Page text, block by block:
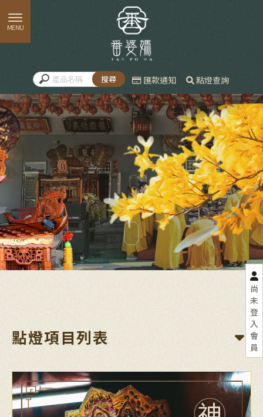
尚
未
登
入
會
員
匯款通知 點燈查詢
點燈項目列表